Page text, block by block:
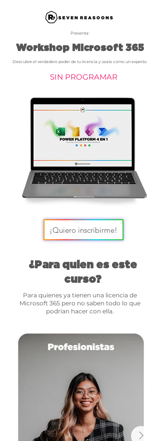
Presenta:
Workshop Microsoft 365
Descubre el verdadero poder de tu licencia y úsala como un experto.
SIN PROGRAMAR
¡Quiero inscribirme!
¿Para quien es este
curso?
Para quienes ya tienen una licencia de
Microsoft 365 pero no saben todo lo que
podrían hacer con ella.